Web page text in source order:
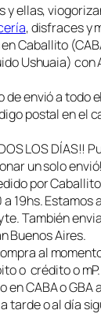
y ellas,
, disfraces y
Caballito
Ushuaia) con
de envió a todo
postal en el
LOS DÍAS!!
un solo envió!
por
19hs. Estamos
También
Buenos Aires.
al
o crédito o mP.
en CABA o GBA
tarde o al día